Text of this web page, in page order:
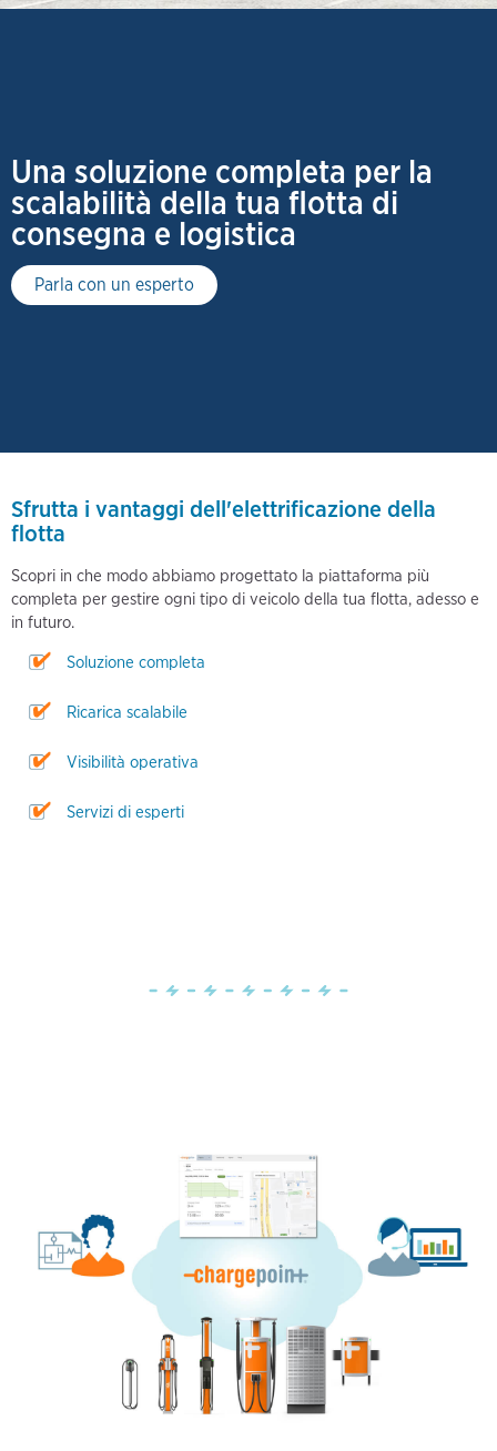
Una soluzione completa per la
scalabilità della tua flotta di
consegna e logistica
Parla con un esperto
Sfrutta i vantaggi dell'elettrificazione della
flotta
Scopri in che modo abbiamo progettato la piattaforma più
completa per gestire ogni tipo di veicolo della tua flotta, adesso e
in futuro.
Soluzione completa
Ricarica scalabile
Visibilità operativa
Servizi di esperti